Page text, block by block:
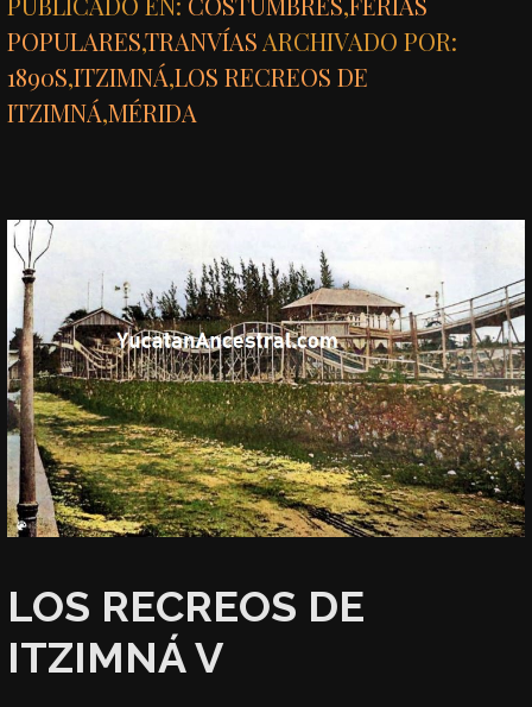
POPULARES,TRANVÍAS ARCHIVADO POR:
1890S,ITZIMNÁ,LOS RECREOS DE
ITZIMNÁ,MÉRIDA
LOS RECREOS DE
ITZIMNÁ V